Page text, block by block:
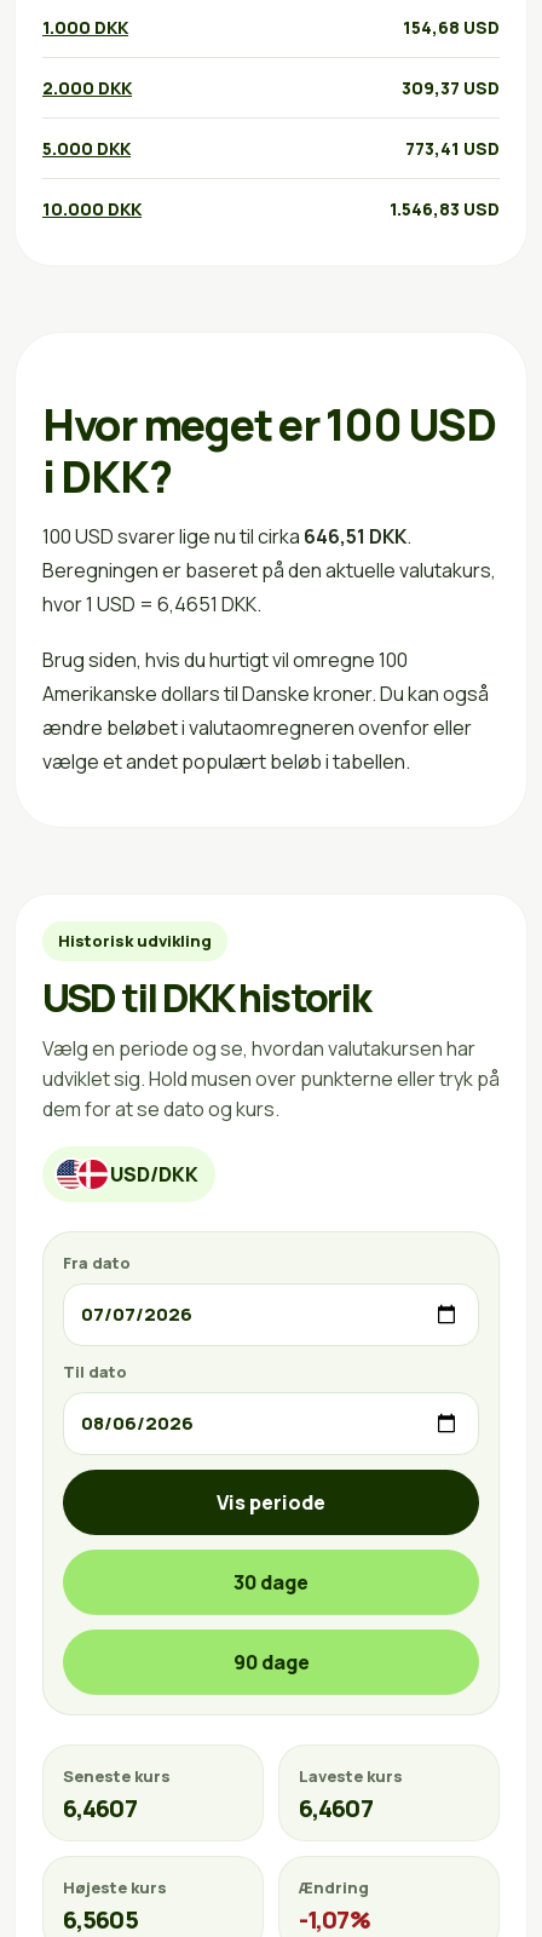
1.000 DKK 154,68 USD
2.000 DKK 309,37 USD
5.000 DKK 773,41 USD
10.000 DKK 1.546,83 USD
Hvor meget er 100 USD
i DKK?
100 USD svarer lige nu til cirka 646,51 DKK.
Beregningen er baseret på den aktuelle valutakurs,
hvor 1 USD = 6,4651 DKK.
Brug siden, hvis du hurtigt vil omregne 100
Amerikanske dollars til Danske kroner. Du kan også
ændre beløbet i valutaomregneren ovenfor eller
vælge et andet populært beløb i tabellen.
Historisk udvikling
USD til DKK historik
Vælg en periode og se, hvordan valutakursen har
udviklet sig. Hold musen over punkterne eller tryk på
dem for at se dato og kurs.
USD/DKK
Fra dato
Til dato
Vis periode
30 dage
90 dage
Seneste kurs
6,4607
Laveste kurs
6,4607
Højeste kurs
6,5605
Ændring
-1,07%